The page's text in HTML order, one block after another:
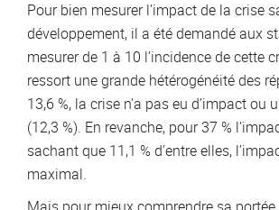
Pour bien mesurer l’impact de la crise
développement, il a été demandé aux
mesurer de 1 à 10 l’incidence de cette
ressort une grande hétérogénéité des
13,6 %, la crise n’a pas eu d’impact ou
(12,3 %). En revanche, pour 37 %
sachant que 11,1 % d’entre elles,
maximal.